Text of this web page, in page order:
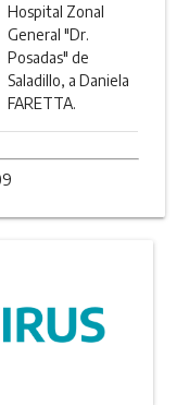
Hospital Zonal
General "Dr.
Posadas" de
Saladillo, a Daniela
FARETTA.